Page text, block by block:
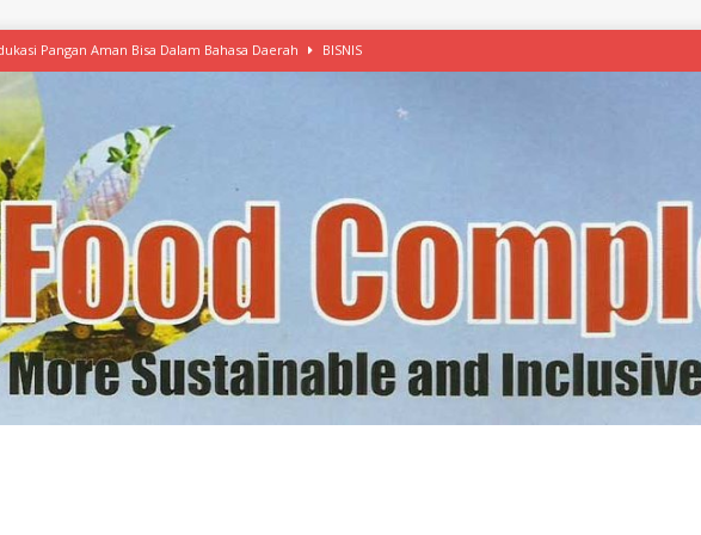
Pangan Aman Bisa Dalam Bahasa Daerah BISNIS
Mulai Ekspansi, IKEA dan MSC Dukung Seafood Berkelanjutan
Free Versi Healthy Choice, Tepung Talas Kimpul Pilihan Menu Sehat
Latih Olah Singkong, KKN Universitas Lampung Kenalkan Sosmocaf
Makanan dengan McCormick, Ciptakan Raksasa Rp1.100 Triliun